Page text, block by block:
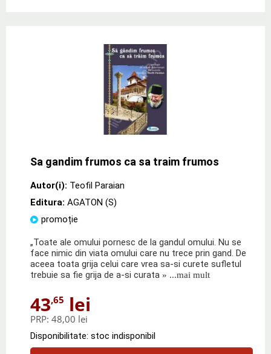
Sa gandim frumos ca sa traim frumos
Autor(i): Teofil Paraian
Editura: AGATON (S)
promoție
„Toate ale omului pornesc de la gandul omului. Nu se
face nimic din viata omului care nu trece prin gand. De
aceea toata grija celui care vrea sa-si curete sufletul
trebuie sa fie grija de a-si curata » ...mai mult
43,65 lei
PRP: 48,00 lei
Disponibilitate: stoc indisponibil